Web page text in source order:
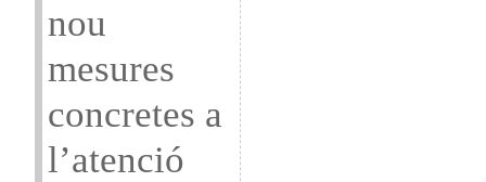
nou
mesures
concretes a
l’atenció